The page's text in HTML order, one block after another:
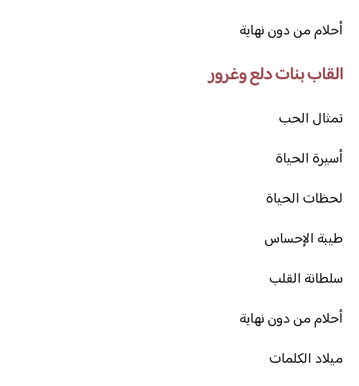
أحلام من دون نهاية
القاب بنات دلع وغرور
تمثال الحب
أسيرة الحياة
لحظات الحياة
طيبة الإحساس
سلطانة القلب
أحلام من دون نهاية
ميلاد الكلمات